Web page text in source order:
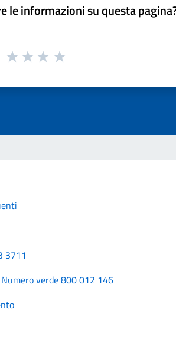
le informazioni su questa
3711
verde 800 012 146